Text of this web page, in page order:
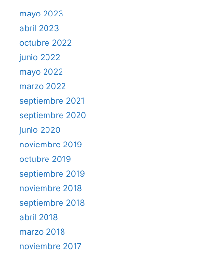
mayo 2023
abril 2023
octubre 2022
junio 2022
mayo 2022
marzo 2022
septiembre 2021
septiembre 2020
junio 2020
noviembre 2019
octubre 2019
septiembre 2019
noviembre 2018
septiembre 2018
abril 2018
marzo 2018
noviembre 2017